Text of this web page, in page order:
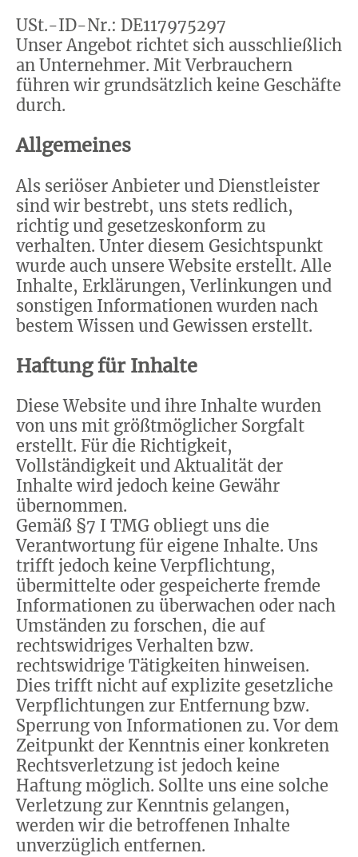
USt.-ID-Nr.: DE117975297
Unser Angebot richtet sich ausschließlich
an Unternehmer. Mit Verbrauchern
führen wir grundsätzlich keine Geschäfte
durch.
Allgemeines
Als seriöser Anbieter und Dienstleister
sind wir bestrebt, uns stets redlich,
richtig und gesetzeskonform zu
verhalten. Unter diesem Gesichtspunkt
wurde auch unsere Website erstellt. Alle
Inhalte, Erklärungen, Verlinkungen und
sonstigen Informationen wurden nach
bestem Wissen und Gewissen erstellt.
Haftung für Inhalte
Diese Website und ihre Inhalte wurden
von uns mit größtmöglicher Sorgfalt
erstellt. Für die Richtigkeit,
Vollständigkeit und Aktualität der
Inhalte wird jedoch keine Gewähr
übernommen.
Gemäß §7 I TMG obliegt uns die
Verantwortung für eigene Inhalte. Uns
trifft jedoch keine Verpflichtung,
übermittelte oder gespeicherte fremde
Informationen zu überwachen oder nach
Umständen zu forschen, die auf
rechtswidriges Verhalten bzw.
rechtswidrige Tätigkeiten hinweisen.
Dies trifft nicht auf explizite gesetzliche
Verpflichtungen zur Entfernung bzw.
Sperrung von Informationen zu. Vor dem
Zeitpunkt der Kenntnis einer konkreten
Rechtsverletzung ist jedoch keine
Haftung möglich. Sollte uns eine solche
Verletzung zur Kenntnis gelangen,
werden wir die betroffenen Inhalte
unverzüglich entfernen.